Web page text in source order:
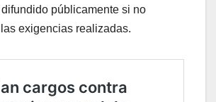
públicamente si no
exigencias realizadas.